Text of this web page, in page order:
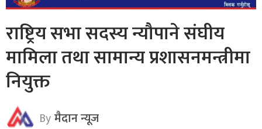
राष्ट्रिय सभा सदस्य न्यौपाने संघीय
मामिला तथा सामान्य प्रशासनमन्त्रीमा
नियुक्त
Byमैदान न्यूज